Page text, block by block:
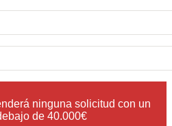
ninguna solicitud con un
de 40.000€